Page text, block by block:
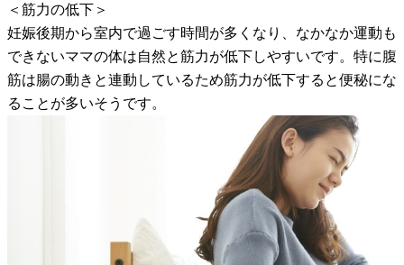
＜筋力の低下＞
妊娠後期から室内で過ごす時間が多くなり、なかなか運動も
できないママの体は自然と筋力が低下しやすいです。特に腹
筋は腸の動きと連動しているため筋力が低下すると便秘にな
ることが多いそうです。